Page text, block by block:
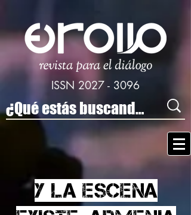
ISSN2027 - 3096
Y la escena